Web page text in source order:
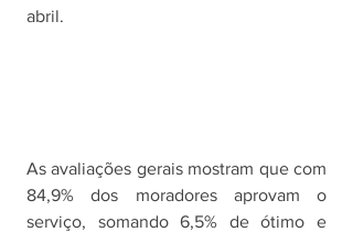
abril.
As avaliações gerais mostram que com
84,9% dos moradores aprovam o
serviço, somando 6,5% de ótimo e